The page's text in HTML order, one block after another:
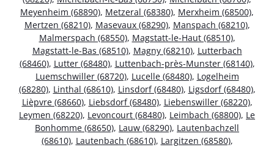
Meyenheim (68890), Metzeral (68380), Merxheim (68500),
Mertzen (68210), Masevaux (68290), Manspach (68210),
Malmerspach (68550), Magstatt-le-Haut (68510),
Magstatt-le-Bas (68510), Magny (68210), Lutterbach
(68460), Lutter (68480), Luttenbach-près-Munster (68140),
Luemschwiller (68720), Lucelle (68480), Logelheim
(68280), Linthal (68610), Linsdorf (68480), Ligsdorf (68480),
Lièpvre (68660), Liebsdorf (68480), Liebenswiller (68220),
Leymen (68220), Levoncourt (68480), Leimbach (68800), Le
Bonhomme (68650), Lauw (68290), Lautenbachzell
(68610), Lautenbach (68610), Largitzen (68580),